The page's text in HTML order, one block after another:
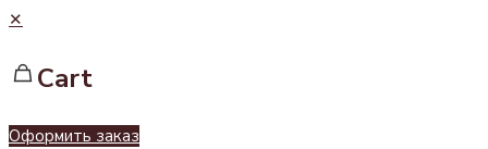
✕
Cart
Оформить заказ